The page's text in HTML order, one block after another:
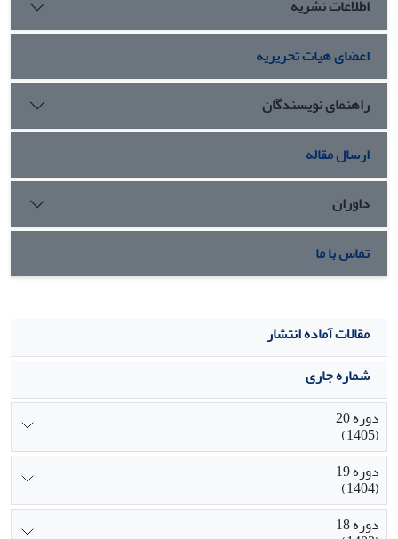
اطلاعات نشریه
اعضای هیات تحریریه
راهنمای نویسندگان
ارسال مقاله
داوران
تماس با ما
مقالات آماده انتشار
شماره جاری
دوره 20
(1405)
دوره 19
(1404)
دوره 18